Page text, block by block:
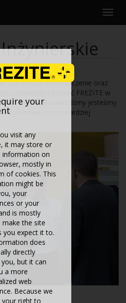
trzy dekady doświadczenie oraz
pozwoliły zaistnieć FREZITE w
na wkład jaki wnieśliśmy jesteśmy
nowe i coraz bardziej
your
visit any
it may store or
information on
mostly in
of cookies. This
might be
your
or your
is mostly
make the site
you expect it to.
does
directly
but it can
a more
web
Because we
your right to